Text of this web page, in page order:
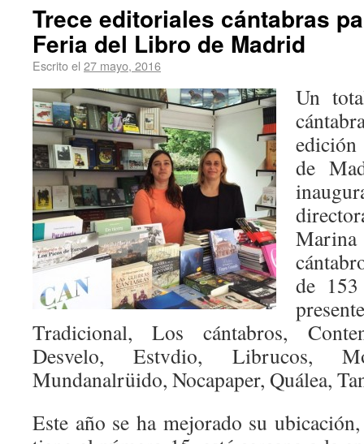
Trece editoriales cántabras
Feria del Libro de Madrid
Escrito el 27 mayo, 2016
Un
de
de
Tradicional, Los cántabros,
Desvelo, Estvdio, Librucos,
Mundanalrüido, Nocapaper, Quálea,
Este año se ha mejorado su